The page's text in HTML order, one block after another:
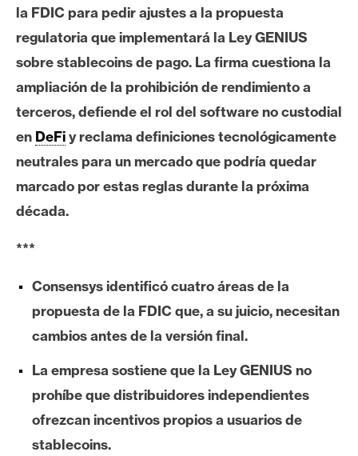
c
o
i
E
t
e
r
I
A
n
á
la FDIC para pedir ajustes a la propuesta
regulatoria que implementará la Ley GENIUS
sobre stablecoins de pago. La firma cuestiona la
ampliación de la prohibición de rendimiento a
terceros, defiende el rol del software no custodial
en DeFiy reclama definiciones tecnológicamente
neutrales para un mercado que podría quedar
marcado por estas reglas durante la próxima
década.
***
Consensys identificó cuatro áreas de la
propuesta de la FDIC que, a su juicio, necesitan
cambios antes de la versión final.
La empresa sostiene que la Ley GENIUS no
prohíbe que distribuidores independientes
ofrezcan incentivos propios a usuarios de
stablecoins.